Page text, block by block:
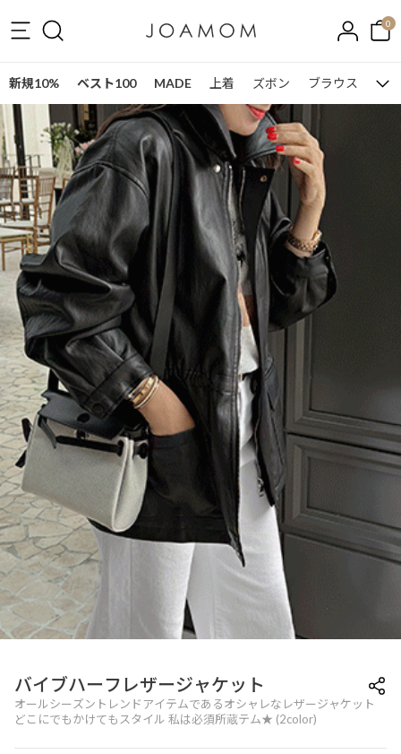
0
新規10% ベスト100 MADE 上着 ズボン ブラウス ワ
バイブハーフレザージャケット
オールシーズントレンドアイテムであるオシャレなレザージャケット
どこにでもかけてもスタイル 私は必須所蔵テム★ (2color)